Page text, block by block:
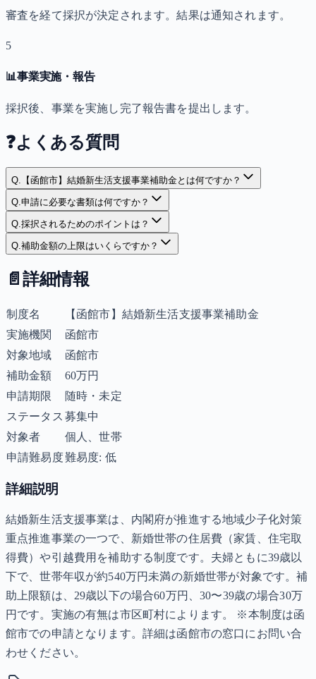
審査を経て採択が決定されます。結果は通知されます。
5
📊事業実施・報告
採択後、事業を実施し完了報告書を提出します。
❓よくある質問
Q. 【函館市】結婚新生活支援事業補助金とは何ですか？
Q.申請に必要な書類は何ですか？
Q.採択されるためのポイントは？
Q.補助金額の上限はいくらですか？
📄 詳細情報
制度名
【函館市】結婚新生活支援事業補助金
実施機関
函館市
対象地域
函館市
補助金額
60万円
申請期限
随時・未定
ステータス 募集中
対象者
個人、世帯
申請難易度難易度: 低
詳細説明
結婚新生活支援事業は、内閣府が推進する地域少子化対策
重点推進事業の一つで、新婚世帯の住居費（家賃、住宅取
得費）や引越費用を補助する制度です。夫婦ともに39歳以
下で、世帯年収が約540万円未満の新婚世帯が対象です。補
助上限額は、29歳以下の場合60万円、30〜39歳の場合30万
円です。実施の有無は市区町村によります。 ※本制度は函
館市での申請となります。詳細は函館市の窓口にお問い合
わせください。